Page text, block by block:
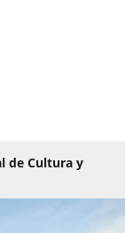
de Cultura y